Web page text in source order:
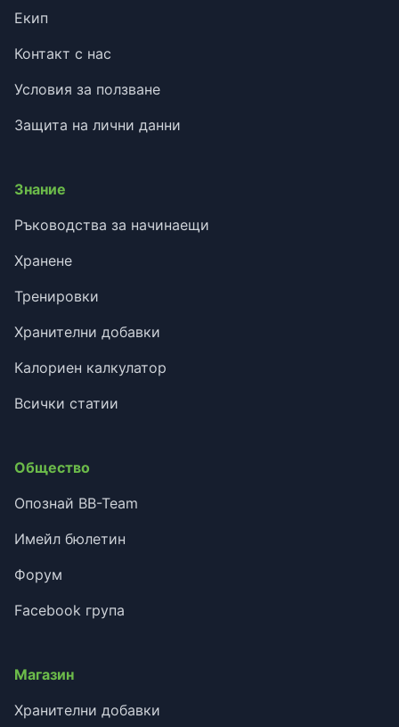
Екип
Контакт с нас
Условия за ползване
Защита на лични данни
Знание
Ръководства за начинаещи
Хранене
Тренировки
Хранителни добавки
Калориен калкулатор
Всички статии
Общество
Опознай BB-Team
Имейл бюлетин
Форум
Facebook група
Магазин
Хранителни добавки